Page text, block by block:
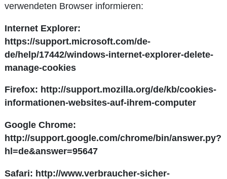
verwendeten Browser informieren:
Internet Explorer:
https://support.microsoft.com/de-
de/help/17442/windows-internet-explorer-delete-
manage-cookies
Firefox: http://support.mozilla.org/de/kb/cookies-
informationen-websites-auf-ihrem-computer
Google Chrome:
http://support.google.com/chrome/bin/answer.py?
hl=de&answer=95647
Safari: http://www.verbraucher-sicher-